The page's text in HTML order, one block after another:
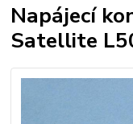
Napájecí
Satellite